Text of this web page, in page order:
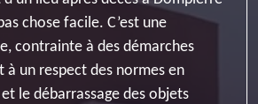
chose facile. C’est une
contrainte à des démarches
à un respect des normes en
le débarrassage des objets